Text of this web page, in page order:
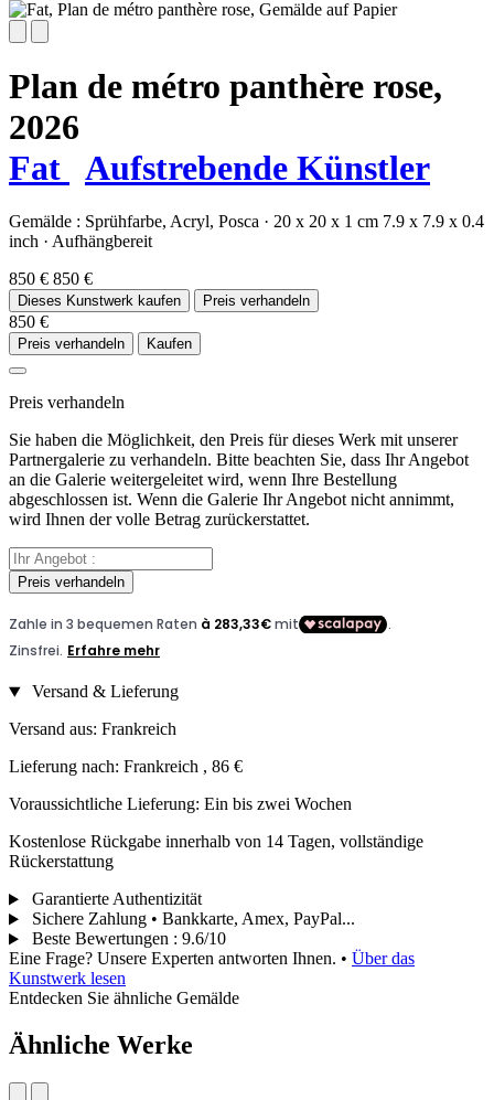
Plan de métro panthère rose,
2026
Fat
Aufstrebende Künstler
Gemälde : Sprühfarbe, Acryl, Posca · 20 x 20 x 1 cm 7.9 x 7.9 x 0.4
inch · Aufhängbereit
850 € 850 €
Dieses Kunstwerk kaufen Preis verhandeln
850 €
Preis verhandeln Kaufen
Preis verhandeln
Sie haben die Möglichkeit, den Preis für dieses Werk mit unserer
Partnergalerie zu verhandeln. Bitte beachten Sie, dass Ihr Angebot
an die Galerie weitergeleitet wird, wenn Ihre Bestellung
abgeschlossen ist. Wenn die Galerie Ihr Angebot nicht annimmt,
wird Ihnen der volle Betrag zurückerstattet.
Preis verhandeln
Versand & Lieferung
Versand aus: Frankreich
Lieferung nach: Frankreich , 86 €
Voraussichtliche Lieferung: Ein bis zwei Wochen
Kostenlose Rückgabe innerhalb von 14 Tagen, vollständige
Rückerstattung
Garantierte Authentizität
Sichere Zahlung • Bankkarte, Amex, PayPal...
Beste Bewertungen : 9.6/10
Eine Frage? Unsere Experten antworten Ihnen. • Über das
Kunstwerk lesen
Entdecken Sie ähnliche Gemälde
Ähnliche Werke